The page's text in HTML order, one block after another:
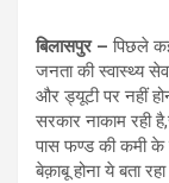
बिलासपुर – पिछले
जनता की स्वास्थ्य
और ड्यूटी पर नहीं
सरकार नाकाम रही
पास फण्ड की कमी के
बेक़ाबू होना ये बता